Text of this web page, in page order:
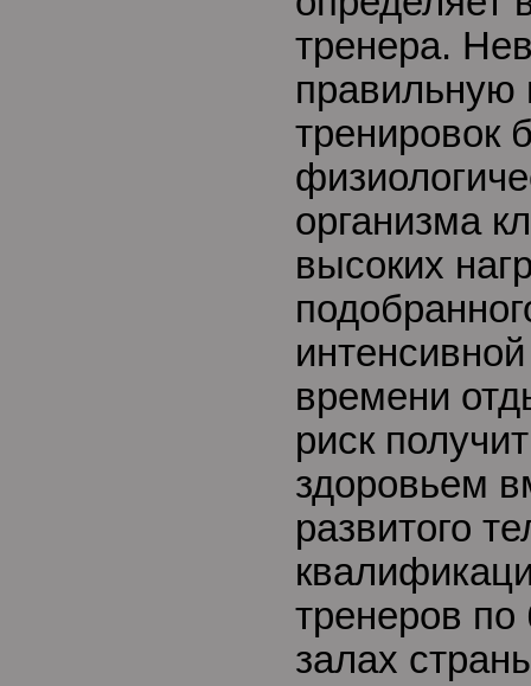
тренера.
правильную
тренировок
организма
высоких
времени
риск
здоровьем
развитого
тренеров по
залах